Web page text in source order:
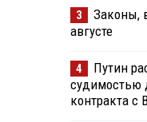
3
Законы,
августе
4
Путин
судимостью
контракта с